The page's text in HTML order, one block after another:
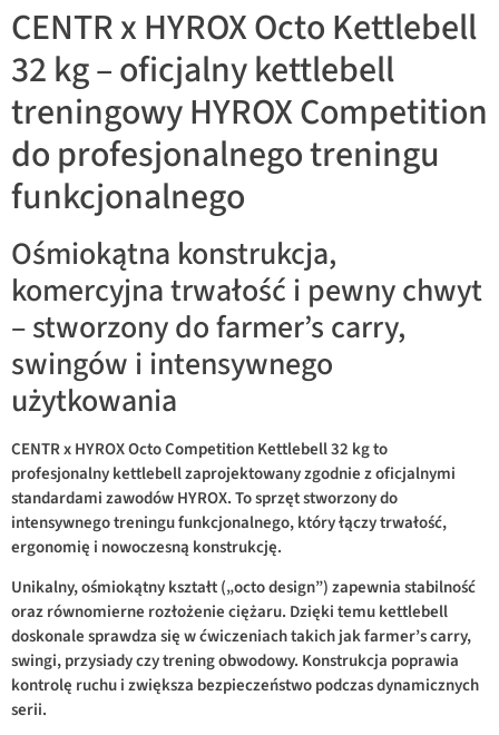
CENTR x HYROX Octo Kettlebell
32 kg – oficjalny kettlebell
treningowy HYROX Competition
do profesjonalnego treningu
funkcjonalnego
Ośmiokątna konstrukcja,
komercyjna trwałość i pewny chwyt
– stworzony do farmer’s carry,
swingów i intensywnego
użytkowania
CENTR x HYROX Octo Competition Kettlebell 32 kg to
profesjonalny kettlebell zaprojektowany zgodnie z oficjalnymi
standardami zawodów HYROX. To sprzęt stworzony do
intensywnego treningu funkcjonalnego, który łączy trwałość,
ergonomię i nowoczesną konstrukcję.
Unikalny, ośmiokątny kształt („octo design”) zapewnia stabilność
oraz równomierne rozłożenie ciężaru. Dzięki temu kettlebell
doskonale sprawdza się w ćwiczeniach takich jak farmer’s carry,
swingi, przysiady czy trening obwodowy. Konstrukcja poprawia
kontrolę ruchu i zwiększa bezpieczeństwo podczas dynamicznych
serii.